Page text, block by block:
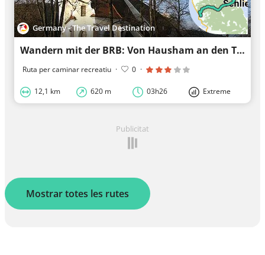
Germany - The Travel Destination
Wandern mit der BRB: Von Hausham an den Tegernsee
Ruta per caminar recreatiu · 0 ·
12,1 km 620 m 03h26 Extreme
Publicitat
Mostrar totes les rutes